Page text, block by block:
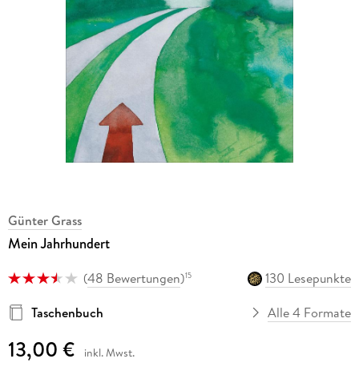
Günter Grass
Mein Jahrhundert
(48 Bewertungen)15
130 Lesepunkte
Taschenbuch
Alle 4 Formate
13,00 € inkl. Mwst.